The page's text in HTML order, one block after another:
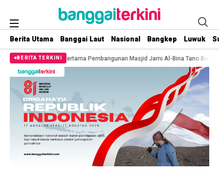
Berita Utama Banggai Laut Nasional Bangkep Luwuk
BERITA TERKINI
Pembangunan Masjid Jami Al-Bina Tano Bononungan Sinergi